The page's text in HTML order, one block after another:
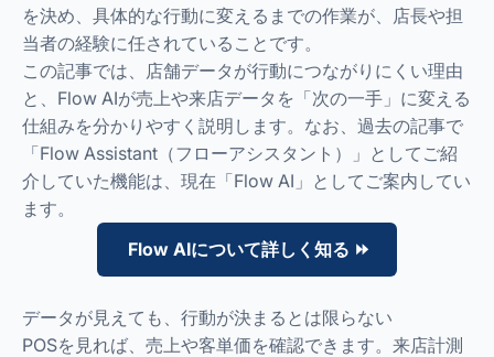
を決め、具体的な行動に変えるまでの作業が、店長や担
当者の経験に任されていることです。
この記事では、店舗データが行動につながりにくい理由
と、Flow AIが売上や来店データを「次の一手」に変える
仕組みを分かりやすく説明します。なお、過去の記事で
「Flow Assistant（フローアシスタント）」としてご紹
介していた機能は、現在「Flow AI」としてご案内してい
ます。
Flow AIについて詳しく知る ⏩️
データが見えても、行動が決まるとは限らない
POSを見れば、売上や客単価を確認できます。来店計測